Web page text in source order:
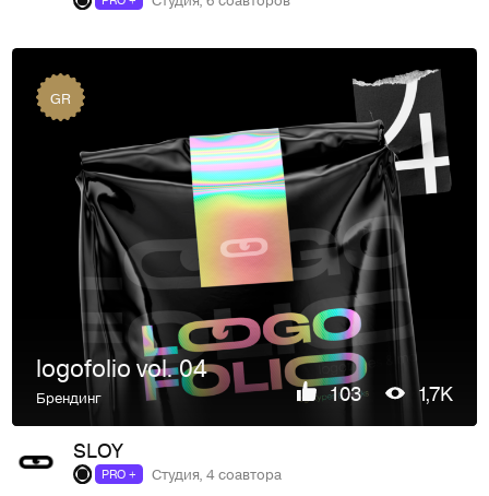
GR
logofolio vol. 04
Брендинг 103 1,7K
SLOY
PRO + Студия, 4 соавтора